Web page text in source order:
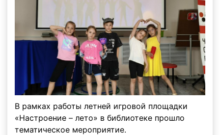
В рамках работы летней игровой площадки
«Настроение – лето» в библиотеке прошло
тематическое мероприятие.